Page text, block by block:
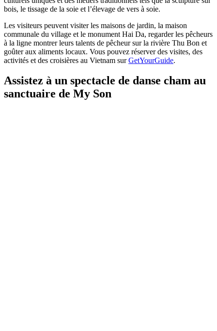
bois, le tissage de la soie et l’élevage de vers à soie.
Les visiteurs peuvent visiter les maisons de jardin, la maison
communale du village et le monument Hai Da, regarder les pêcheurs
à la ligne montrer leurs talents de pêcheur sur la rivière Thu Bon et
goûter aux aliments locaux. Vous pouvez réserver des visites, des
activités et des croisières au Vietnam surGetYourGuide.
Assistez à un spectacle de danse cham au
sanctuaire de My Son